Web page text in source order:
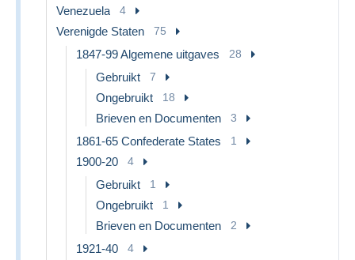
Venezuela 4
Verenigde Staten 75
1847-99 Algemene uitgaves 28
Gebruikt 7
Ongebruikt 18
Brieven en Documenten 3
1861-65 Confederate States 1
1900-20 4
Gebruikt 1
Ongebruikt 1
Brieven en Documenten 2
1921-40 4